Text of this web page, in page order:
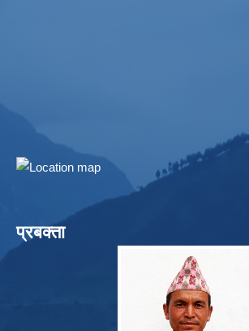
प्रबक्ता